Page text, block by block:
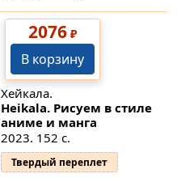
2076₽
В корзину
Хейкала.
Heikala. Рисуем в стиле
аниме и манга
2023. 152 с.
Твердый переплет